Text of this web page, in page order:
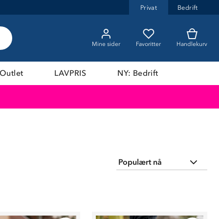
Privat Bedrift
Mine sider Favoritter Handlekurv
Outlet LAVPRIS NY: Bedrift